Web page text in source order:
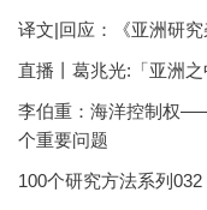
译文|回应：《亚洲研究
直播丨葛兆光:「亚洲
李伯重：海洋控制权
个重要问题
100个研究方法系列032